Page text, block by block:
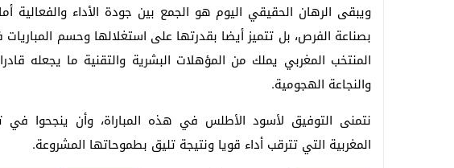
ويبقى الرهان الحقيقي اليوم هو الجمع بين جودة الأداء والفعالية
بصناعة الفرص، بل تتميز أيضا بقدرتها على استغلالها وحسم
المنتخب المغربي يملك من المؤهلات البشرية والتقنية ما يجعله
والنجاعة الهجومية.
نتمنى التوفيق لأسود الأطلس في هذه المباراة، وأن ينجحوا في
المغربية التي تترقب أداء قويا ونتيجة تليق بطموحاتها المشروعة.